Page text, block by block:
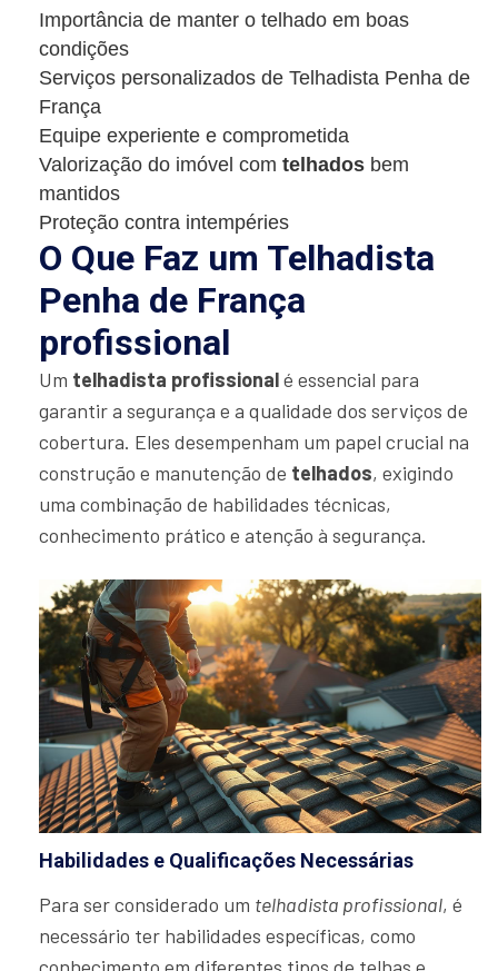
Importância de manter o telhado em boas
condições
Serviços personalizados de Telhadista Penha de
França
Equipe experiente e comprometida
Valorização do imóvel com telhados bem
mantidos
Proteção contra intempéries
O Que Faz um Telhadista
Penha de França
profissional
Um telhadista profissionalé essencial para
garantir a segurança e a qualidade dos serviços de
cobertura. Eles desempenham um papel crucial na
construção e manutenção de telhados, exigindo
uma combinação de habilidades técnicas,
conhecimento prático e atenção à segurança.
Habilidades e Qualificações Necessárias
Para ser considerado um telhadista profissional, é
necessário ter habilidades específicas, como